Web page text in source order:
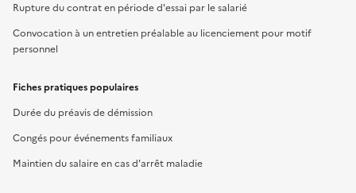
Rupture du contrat en période d'essai par le salarié
Convocation à un entretien préalable au licenciement pour motif
personnel
Fiches pratiques populaires
Durée du préavis de démission
Congés pour événements familiaux
Maintien du salaire en cas d'arrêt maladie